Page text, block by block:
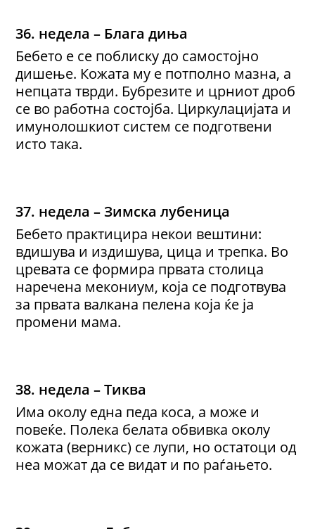
36. недела – Блага диња
Бебето е се поблиску до самостојно
дишење. Кожата му е потполно мазна, а
непцата тврди. Бубрезите и црниот дроб
се во работна состојба. Циркулацијата и
имунолошкиот систем се подготвени
исто така.
37. недела – Зимска лубеница
Бебето практицира некои вештини:
вдишува и издишува, цица и трепка. Во
цревата се формира првата столица
наречена мекониум, која се подготвува
за првата валкана пелена која ќе ја
промени мама.
38. недела – Тиква
Има околу една педа коса, а може и
повеќе. Полека белата обвивка околу
кожата (верникс) се лупи, но остатоци од
неа можат да се видат и по раѓањето.